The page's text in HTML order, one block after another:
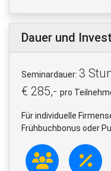
Dauer und
Seminardauer: 3
€ 285,- pro
Für individuelle
Frühbuchbonus oder